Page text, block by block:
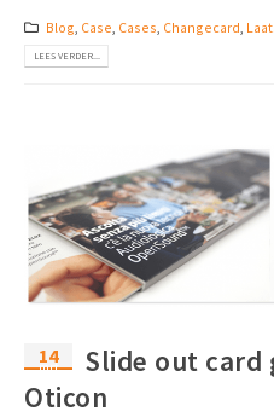
Blog Case Cases Changecard
LEES VERDER...
14
mrt
Slide out card
Oticon